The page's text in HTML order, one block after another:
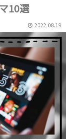
10選
2022.08.19